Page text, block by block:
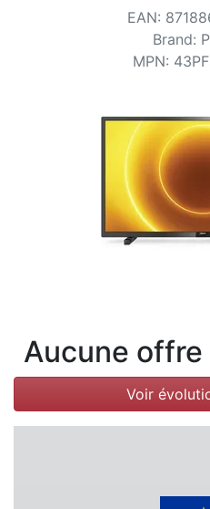
Contactez-nous
EAN:
Brand:
MPN:
Aucune
Voir